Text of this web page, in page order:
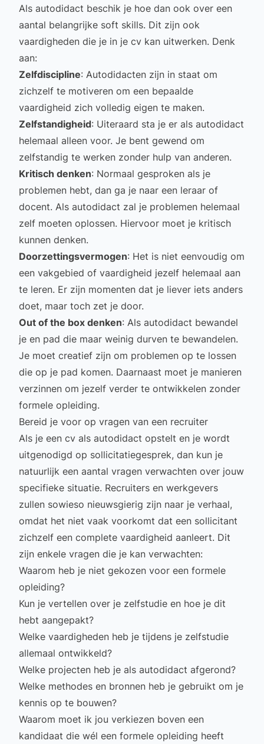
Als autodidact beschik je hoe dan ook over een
aantal belangrijke soft skills. Dit zijn ook
vaardigheden die je in je cv kan uitwerken. Denk
aan:
Zelfdiscipline: Autodidacten zijn in staat om
zichzelf te motiveren om een bepaalde
vaardigheid zich volledig eigen te maken.
Zelfstandigheid: Uiteraard sta je er als autodidact
helemaal alleen voor. Je bent gewend om
zelfstandig te werken zonder hulp van anderen.
Kritisch denken: Normaal gesproken als je
problemen hebt, dan ga je naar een leraar of
docent. Als autodidact zal je problemen helemaal
zelf moeten oplossen. Hiervoor moet je kritisch
kunnen denken.
Doorzettingsvermogen: Het is niet eenvoudig om
een vakgebied of vaardigheid jezelf helemaal aan
te leren. Er zijn momenten dat je liever iets anders
doet, maar toch zet je door.
Out of the box denken: Als autodidact bewandel
je en pad die maar weinig durven te bewandelen.
Je moet creatief zijn om problemen op te lossen
die op je pad komen. Daarnaast moet je manieren
verzinnen om jezelf verder te ontwikkelen zonder
formele opleiding.
Bereid je voor op vragen van een recruiter
Als je een cv als autodidact opstelt en je wordt
uitgenodigd op sollicitatiegesprek, dan kun je
natuurlijk een aantal vragen verwachten over jouw
specifieke situatie. Recruiters en werkgevers
zullen sowieso nieuwsgierig zijn naar je verhaal,
omdat het niet vaak voorkomt dat een sollicitant
zichzelf een complete vaardigheid aanleert. Dit
zijn enkele vragen die je kan verwachten:
Waarom heb je niet gekozen voor een formele
opleiding?
Kun je vertellen over je zelfstudie en hoe je dit
hebt aangepakt?
Welke vaardigheden heb je tijdens je zelfstudie
allemaal ontwikkeld?
Welke projecten heb je als autodidact afgerond?
Welke methodes en bronnen heb je gebruikt om je
kennis op te bouwen?
Waarom moet ik jou verkiezen boven een
kandidaat die wél een formele opleiding heeft